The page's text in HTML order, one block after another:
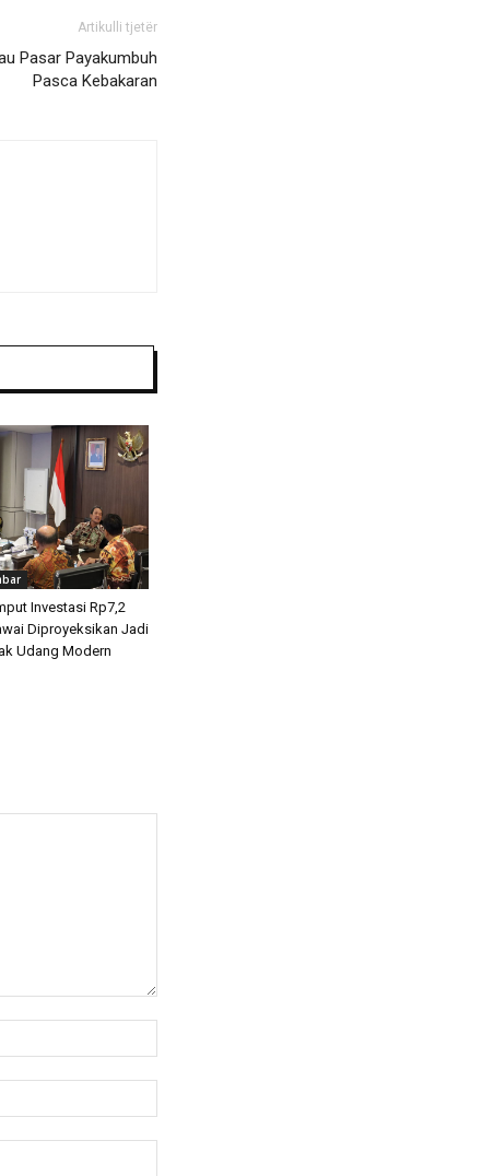
Artikulli tjetër
Pasar Payakumbuh
Pasca Kebakaran
Investasi Rp7,2
Diproyeksikan Jadi
Udang Modern